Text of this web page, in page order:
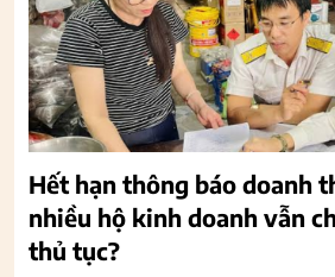
Hết hạn thông báo doanh
nhiều hộ kinh doanh vẫn
thủ tục?